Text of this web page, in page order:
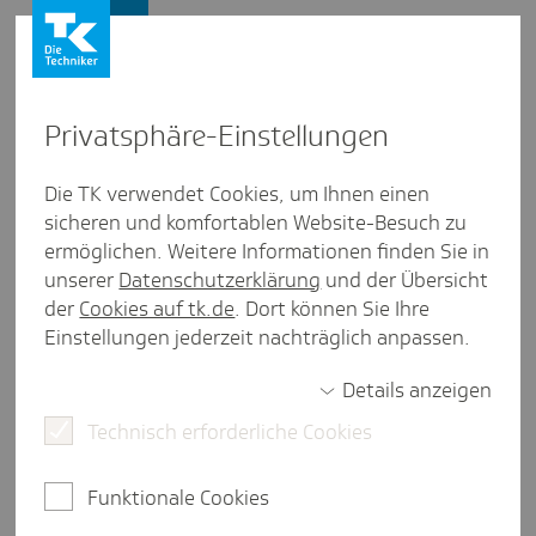
#50Me­termit - Themen die
bewegen
Inter­view aus Baden-Würt­tem­berg
Die TK-Landesvertretung im aktiven Dialog mit
Politik und dem Gesundheitswesen in Baden-
Presse und Politik Gesundheitspolitik
Privat­sphäre-Einstel­lungen
Die TK verwendet Cookies, um Ihnen einen
sicheren und komfortablen Website-Besuch zu
ermöglichen. Weitere Informationen finden Sie in
unserer Datenschutzerklärung und der Übersicht
der Cookies auf tk.de. Dort können Sie Ihre
Einstellungen jederzeit nachträglich anpassen.
Details anzeigen
Technisch erforderliche Cookies
Funktionale Cookies